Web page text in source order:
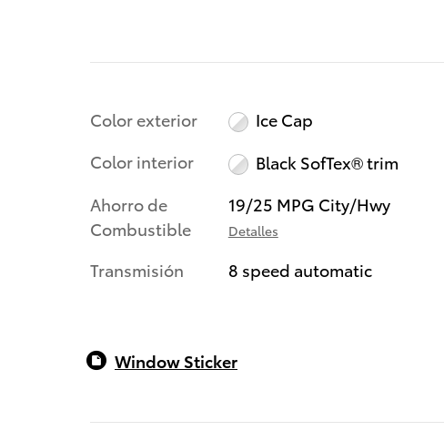
Color exterior
Ice Cap
Color interior
Black SofTex® trim
Ahorro de
Combustible
19/25 MPG City/Hwy
Detalles
Transmisión 8 speed automatic
Window Sticker